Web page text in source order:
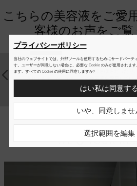
こちらの美容液をご愛
客様のお声をご
私は生まれてからずっと眉毛がぼさぼさだったり
且つ自然に見えるようになりま
プライバシーポリシー
当社のウェブサイトでは、外部ツールを使用するためにサードパーテ
す。ユーザーが同意しない場合は、必要な Cookie のみが使用されま
ます。すべての Cookie の使用に同意しますか?
はい私は同意する
いや、同意しませ
選択範囲を編集